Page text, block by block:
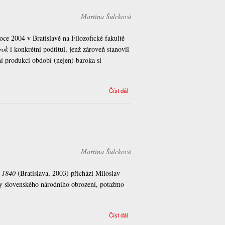
Martina Šulcková
2004 v Bratislavě na Filozofické fakultě
i konkrétní podtitul, jenž zároveň stanovil
produkci období (nejen) baroka si
Číst dál
a literárním
Martina Šulcková
(Bratislava, 2003) přichází Miloslav
národního obrození, potažmo
Číst dál